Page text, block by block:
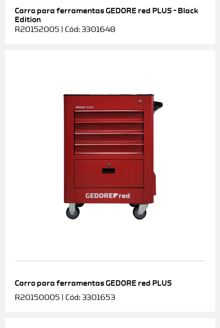
Carro para ferramentas GEDORE red PLUS – Black
Edition
R20152005 | Cód: 3301648
Carro para ferramentas GEDORE red PLUS
R20150005 | Cód: 3301653